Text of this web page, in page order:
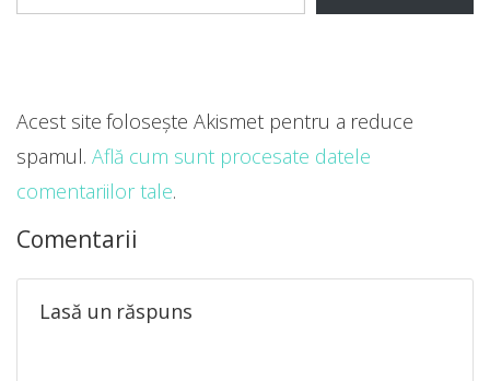
Comentarii
Lasă un răspuns
Acest site folosește Akismet pentru a reduce
spamul. Află cum sunt procesate datele
comentariilor tale.